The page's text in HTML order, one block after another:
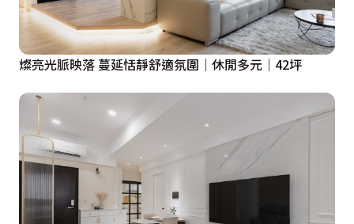
燦亮光脈映落 蔓延恬靜舒適氛圍｜休閒多元｜42坪